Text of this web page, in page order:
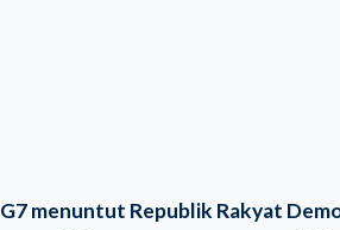
G7 menuntut Republik Rakyat